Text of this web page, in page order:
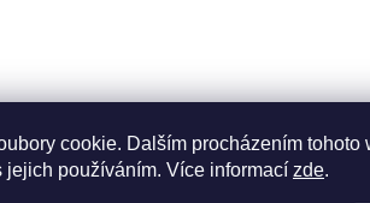
cookie. Dalším procházením tohoto
jejich používáním. Více informací zde.